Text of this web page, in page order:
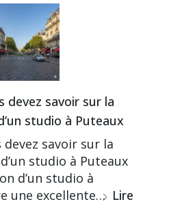
devez savoir sur la
studio à Puteaux
savoir sur la
studio à Puteaux
d’un studio à
une excellente… Lire